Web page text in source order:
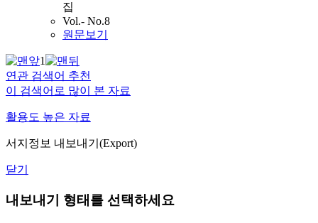
집
Vol.- No.8
원문보기
1
연관 검색어 추천
이 검색어로 많이 본 자료
활용도 높은 자료
서지정보 내보내기(Export)
닫기
내보내기 형태를 선택하세요